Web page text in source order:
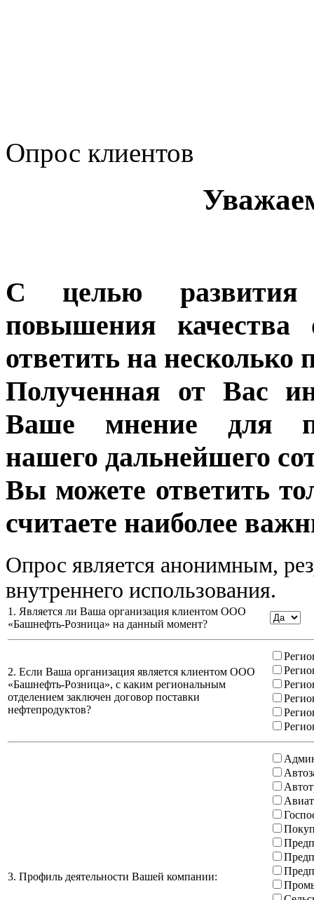
Опрос клиентов
С целью развития
повышения качества
ответить на несколько
Полученная от Вас
Ваше мнение для
нашего дальнейшего
Вы можете ответить
считаете наиболее
Опрос является анонимным,
внутреннего использования.
1. Является ли Ваша организация клиентом ООО
«Башнефть-Розница» на данный момент?
2. Если Ваша организация является клиентом ООО
«Башнефть-Розница», с каким региональным
отделением заключен договор поставки
нефтепродуктов?
3. Профиль деятельности Вашей компании: